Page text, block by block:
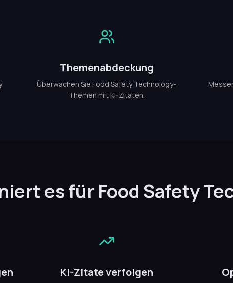
Themenabdeckung
Überwachen Sie Food Safety Technology-
Themen mit KI-Zitaten.
es für Food Safety
KI-Zitate verfolgen